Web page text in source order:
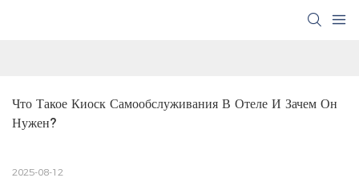
Что Такое Киоск Самообслуживания В Отеле И Зачем Он
Нужен?
2025-08-12